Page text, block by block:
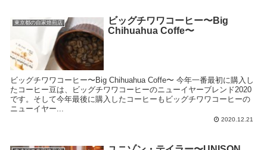
東京都の自家焙煎店
ビッグチワワコーヒー〜Big
Chihuahua Coffe〜
ビッグチワワコーヒー〜Big Chihuahua Coffe〜 今年一番最初に購入し
たコーヒー豆は、ビッグチワワコーヒーのニューイヤーブレンド2020
です。そして今年最後に購入したコーヒーもビッグチワワコーヒーの
ニューイヤー...
2020.12.21